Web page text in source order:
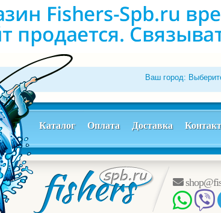
Ваш город:
Каталог Оплата Доставка